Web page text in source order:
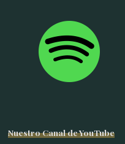
Nuestro Canal de YouTube